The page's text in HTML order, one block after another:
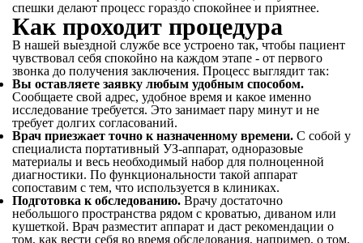
спешки делают процесс гораздо спокойнее и приятнее.
Как проходит процедура
В нашей выездной службе все устроено так, чтобы пациент
чувствовал себя спокойно на каждом этапе - от первого
звонка до получения заключения. Процесс выглядит так:
Вы оставляете заявку любым удобным способом.
Сообщаете свой адрес, удобное время и какое именно
исследование требуется. Это занимает пару минут и не
требует долгих согласований.
Врач приезжает точно к назначенному времени. С собой у
специалиста портативный УЗ-аппарат, одноразовые
материалы и весь необходимый набор для полноценной
диагностики. По функциональности такой аппарат
сопоставим с тем, что используется в клиниках.
Подготовка к обследованию. Врачу достаточно
небольшого пространства рядом с кроватью, диваном или
кушеткой. Врач разместит аппарат и даст рекомендации о
том, как вести себя во время обследования, например, о том,